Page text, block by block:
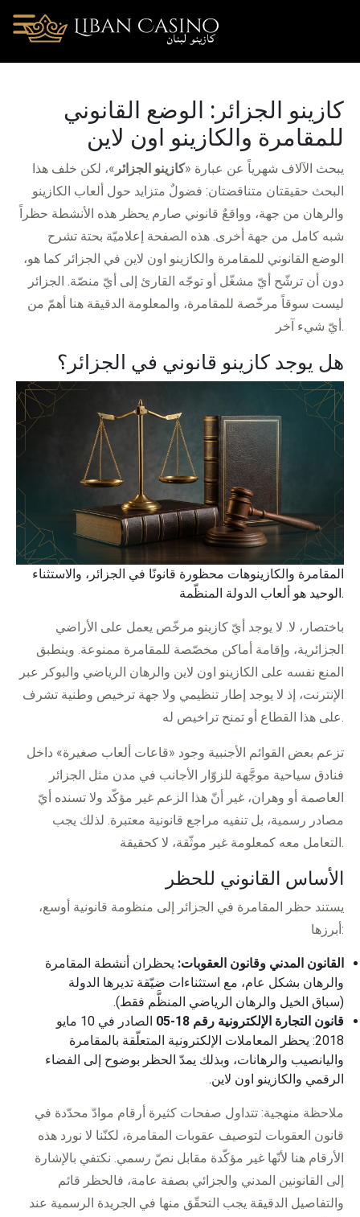
كازينو الجزائر: الوضع القانوني
للمقامرة والكازينو اون لاين
يبحث الآلاف شهرياً عن عبارة «كازينو الجزائر »، لكن خلف هذا
البحث حقيقتان متناقضتان: فضولٌ متزايد حول ألعاب الكازينو
والرهان من جهة، وواقعٌ قانوني صارم يحظر هذه الأنشطة حظراً
شبه كامل من جهة أخرى. هذه الصفحة إعلاميّة بحتة تشرح
الوضع القانوني للمقامرة والكازينو اون لاين في الجزائر كما هو،
دون أن ترشّح أيّ مشغّل أو توجّه القارئ إلى أيّ منصّة. الجزائر
ليست سوقاً مرخّصة للمقامرة، والمعلومة الدقيقة هنا أهمّ من
أيّ شيء آخر.
هل يوجد كازينو قانوني في الجزائر؟
المقامرة والكازينوهات محظورة قانونًا في الجزائر، والاستثناء
الوحيد هو ألعاب الدولة المنظّمة.
باختصار، لا. لا يوجد أيّ كازينو مرخّص يعمل على الأراضي
الجزائرية، وإقامة أماكن مخصّصة للمقامرة ممنوعة. وينطبق
المنع نفسه على الكازينو اون لاين والرهان الرياضي والبوكر عبر
الإنترنت، إذ لا يوجد إطار تنظيمي ولا جهة ترخيص وطنية تشرف
تزعم بعض القوائم الأجنبية وجود «قاعات ألعاب صغيرة» داخل
فنادق سياحية موجَّهة للزوّار الأجانب في مدن مثل الجزائر
العاصمة أو وهران، غير أنّ هذا الزعم غير مؤكّد ولا تسنده أيّ
مصادر رسمية، بل تنفيه مراجع قانونية معتبرة. لذلك يجب
الأساس القانوني للحظر
يستند حظر المقامرة في الجزائر إلى منظومة قانونية أوسع،
أبرزها:
القانون المدني وقانون العقوبات: يحظران أنشطة المقامرة
والرهان بشكل عام، مع استثناءات ضيّقة تديرها الدولة
(سباق الخيل والرهان الرياضي المنظَّم فقط).
قانون التجارة الإلكترونية رقم 18-05
الصادر في 10 مايو
2018: يحظر المعاملات الإلكترونية المتعلّقة بالمقامرة
واليانصيب والرهانات، وبذلك يمدّ الحظر بوضوح إلى الفضاء
الرقمي والكازينو اون لاين.
ملاحظة منهجية: تتداول صفحات كثيرة أرقام موادّ محدّدة في
قانون العقوبات لتوصيف عقوبات المقامرة، لكنّنا لا نورد هذه
الأرقام هنا لأنّها غير مؤكّدة مقابل نصّ رسمي. نكتفي بالإشارة
إلى القانونين المدني والجزائي بصفة عامة، فالحظر قائم
والتفاصيل الدقيقة يجب التحقّق منها في الجريدة الرسمية عند